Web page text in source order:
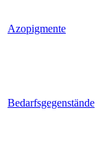
Azopigmente
Bedarfsgegenstände